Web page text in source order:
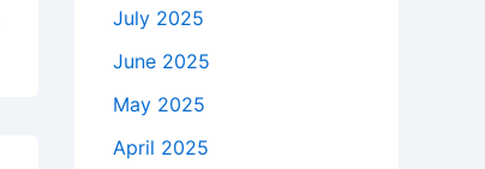
July 2025
June 2025
May 2025
April 2025